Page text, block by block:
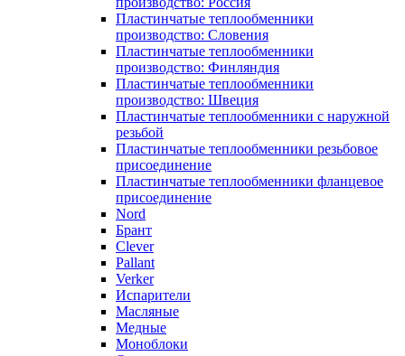
Пластинчатые теплообменники
производство: Словения
Пластинчатые теплообменники
производство: Финляндия
Пластинчатые теплообменники
производство: Швеция
Пластинчатые теплообменники с наружной
резьбой
Пластинчатые теплообменники резьбовое
присоединение
Пластинчатые теплообменники фланцевое
присоединение
Nord
Брант
Clever
Pallant
Verker
Испарители
Масляные
Медные
Моноблоки